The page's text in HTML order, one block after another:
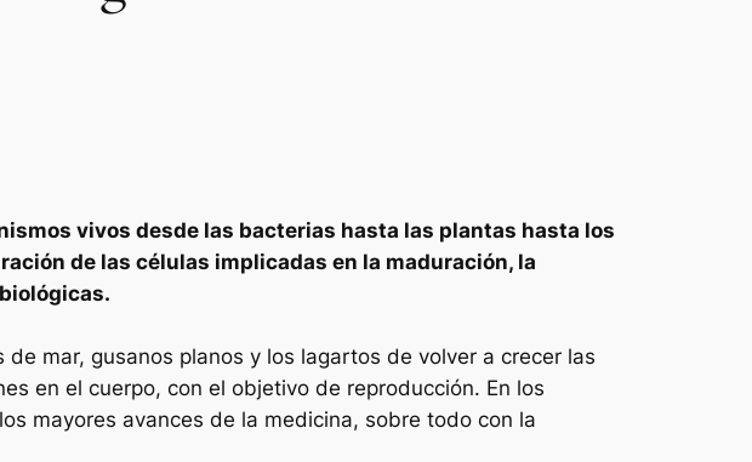
vivos desde las bacterias hasta las plantas hasta los
de las células implicadas en la maduración, la
mar, gusanos planos y los lagartos de volver a crecer las
en el cuerpo, con el objetivo de reproducción. En los
mayores avances de la medicina, sobre todo con la